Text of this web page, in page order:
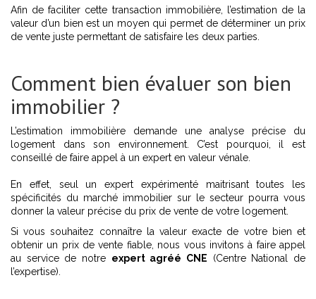
Afin de faciliter cette transaction immobilière, l’estimation de la
valeur d’un bien est un moyen qui permet de déterminer un prix
de vente juste permettant de satisfaire les deux parties.
Comment bien évaluer son bien
immobilier ?
L’estimation immobilière demande une analyse précise du
logement dans son environnement. C’est pourquoi, il est
conseillé de faire appel à un expert en valeur vénale.
En effet, seul un expert expérimenté maitrisant toutes les
spécificités du marché immobilier sur le secteur pourra vous
donner la valeur précise du prix de vente de votre logement.
Si vous souhaitez connaître la valeur exacte de votre bien et
obtenir un prix de vente fiable, nous vous invitons à faire appel
au service de notre expert agréé CNE (Centre National de
l’expertise).